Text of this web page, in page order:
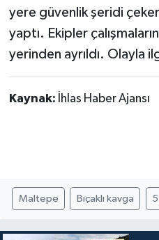
yere güvenlik şeridi
yaptı. Ekipler
yerinden ayrıldı. Olayla
Kaynak: İhlas Haber Ajansı
Maltepe Bıçaklı kavga
DÜNYA